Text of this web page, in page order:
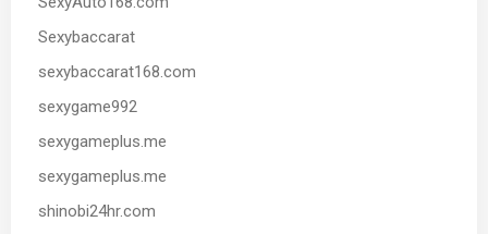
Sexybaccarat
sexybaccarat168.com
sexygame992
sexygameplus.me
sexygameplus.me
shinobi24hr.com